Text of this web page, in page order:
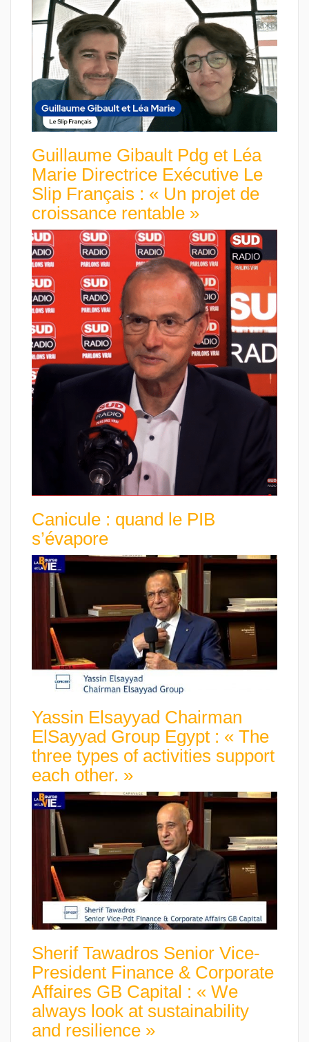
Guillaume Gibault Pdg et Léa
Marie Directrice Exécutive Le
Slip Français : « Un projet de
croissance rentable »
Canicule : quand le PIB
s’évapore
Yassin Elsayyad Chairman
ElSayyad Group Egypt : « The
three types of activities support
each other. »
Sherif Tawadros Senior Vice-
President Finance & Corporate
Affaires GB Capital : « We
always look at sustainability
and resilience »